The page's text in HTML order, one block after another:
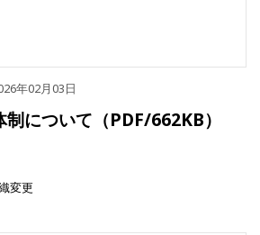
年02月03日
について（PDF/662KB）
変更